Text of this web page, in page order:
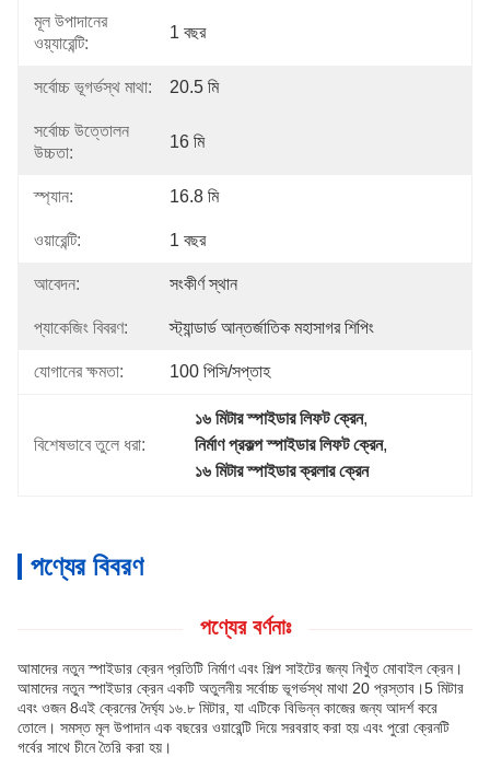
মূল উপাদানের
ওয়্যারেন্টি:
1 বছর
সর্বোচ্চ ভূগর্ভস্থ মাথা: 20.5 মি
সর্বোচ্চ উত্তোলন
উচ্চতা:
16 মি
স্প্যান: 16.8 মি
ওয়ারেন্টি: 1 বছর
আবেদন: সংকীর্ণ স্থান
প্যাকেজিং বিবরণ: স্ট্যান্ডার্ড আন্তর্জাতিক মহাসাগর শিপিং
যোগানের ক্ষমতা: 100 পিসি/সপ্তাহ
বিশেষভাবে তুলে ধরা:
১৬ মিটার স্পাইডার লিফট ক্রেন,
নির্মাণ প্রকল্প স্পাইডার লিফট ক্রেন,
১৬ মিটার স্পাইডার ক্রলার ক্রেন
পণ্যের বিবরণ
পণ্যের বর্ণনাঃ
আমাদের নতুন স্পাইডার ক্রেন প্রতিটি নির্মাণ এবং শিল্প সাইটের জন্য নিখুঁত মোবাইল ক্রেন।
আমাদের নতুন স্পাইডার ক্রেন একটি অতুলনীয় সর্বোচ্চ ভূগর্ভস্থ মাথা 20 প্রস্তাব।5 মিটার
এবং ওজন 8এই ক্রেনের দৈর্ঘ্য ১৬.৮ মিটার, যা এটিকে বিভিন্ন কাজের জন্য আদর্শ করে
তোলে। সমস্ত মূল উপাদান এক বছরের ওয়ারেন্টি দিয়ে সরবরাহ করা হয় এবং পুরো ক্রেনটি
গর্বের সাথে চীনে তৈরি করা হয়।